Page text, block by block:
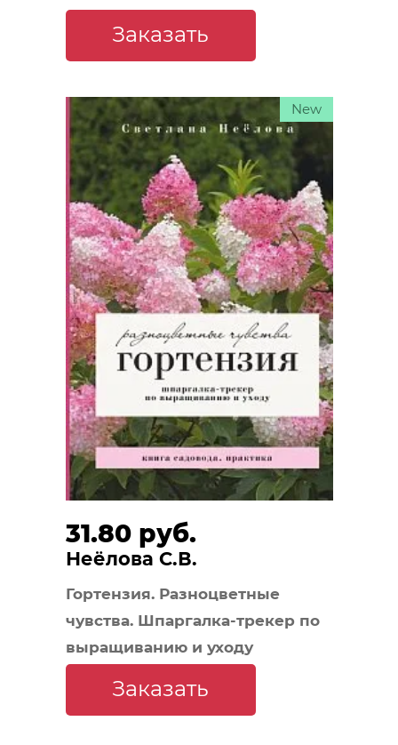
Заказать
31.80 руб.
Неёлова С.В.
Гортензия. Разноцветные
чувства. Шпаргалка-трекер по
выращиванию и уходу
New
Заказать